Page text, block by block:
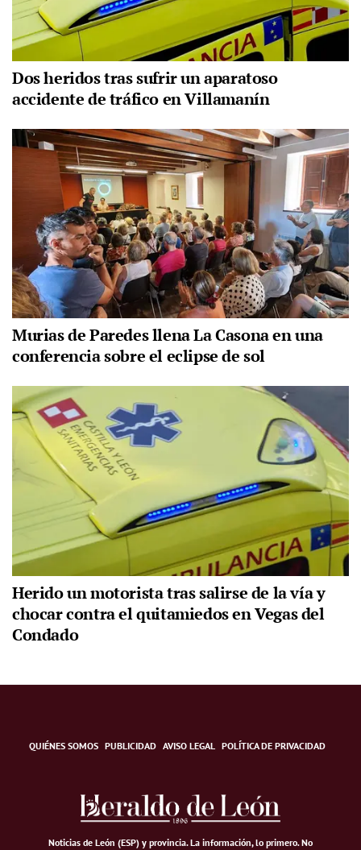
Dos heridos tras sufrir un aparatoso
accidente de tráfico en Villamanín
Murias de Paredes llena La Casona en una
conferencia sobre el eclipse de sol
Herido un motorista tras salirse de la vía y
chocar contra el quitamiedos en Vegas del
Condado
QUIÉNES SOMOS PUBLICIDAD AVISO LEGAL POLÍTICA DE PRIVACIDAD
Noticias de León (ESP) y provincia. La información, lo primero.No